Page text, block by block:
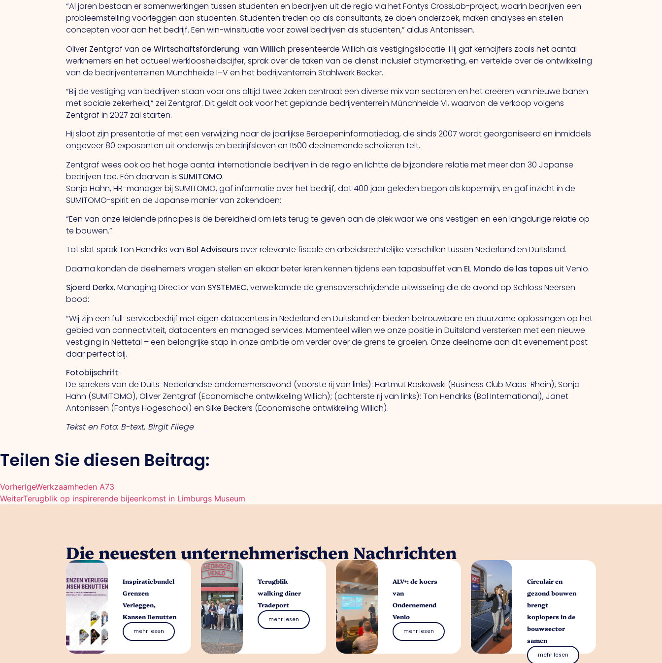
“Al jaren bestaan er samenwerkingen tussen studenten en bedrijven uit de regio via het Fontys CrossLab-project, waarin bedrijven een
probleemstelling voorleggen aan studenten. Studenten treden op als consultants, ze doen onderzoek, maken analyses en stellen
concepten voor aan het bedrijf. Een win-winsituatie voor zowel bedrijven als studenten,” aldus Antonissen.
Oliver Zentgraf van deWirtschaftsförderung van Willich presenteerde Willich als vestigingslocatie. Hij gaf kerncijfers zoals het aantal
werknemers en het actueel werkloosheidscijfer, sprak over de taken van de dienst inclusief citymarketing, en vertelde over de ontwikkeling
van de bedrijventerreinen Münchheide I–V en het bedrijventerrein Stahlwerk Becker.
“Bij de vestiging van bedrijven staan voor ons altijd twee zaken centraal: een diverse mix van sectoren en het creëren van nieuwe banen
met sociale zekerheid,” zei Zentgraf. Dit geldt ook voor het geplande bedrijventerrein Münchheide VI, waarvan de verkoop volgens
Zentgraf in 2027 zal starten.
Hij sloot zijn presentatie af met een verwijzing naar de jaarlijkse Beroepeninformatiedag, die sinds 2007 wordt georganiseerd en inmiddels
ongeveer 80 exposanten uit onderwijs en bedrijfsleven en 1500 deelnemende scholieren telt.
Zentgraf wees ook op het hoge aantal internationale bedrijven in de regio en lichtte de bijzondere relatie met meer dan 30 Japanse
bedrijven toe. Eén daarvan is SUMITOMO.
Sonja Hahn, HR-manager bij SUMITOMO, gaf informatie over het bedrijf, dat 400 jaar geleden begon als kopermijn, en gaf inzicht in de
SUMITOMO-spirit en de Japanse manier van zakendoen:
“Een van onze leidende principes is de bereidheid om iets terug te geven aan de plek waar we ons vestigen en een langdurige relatie op
te bouwen.”
Tot slot sprak Ton Hendriks van Bol Adviseursover relevante fiscale en arbeidsrechtelijke verschillen tussen Nederland en Duitsland.
Daarna konden de deelnemers vragen stellen en elkaar beter leren kennen tijdens een tapasbuffet van EL Mondo de las tapasuit Venlo.
Sjoerd Derkx, Managing Director van SYSTEMEC, verwelkomde de grensoverschrijdende uitwisseling die de avond op Schloss Neersen
bood:
“Wij zijn een full-servicebedrijf met eigen datacenters in Nederland en Duitsland en bieden betrouwbare en duurzame oplossingen op het
gebied van connectiviteit, datacenters en managed services. Momenteel willen we onze positie in Duitsland versterken met een nieuwe
vestiging in Nettetal – een belangrijke stap in onze ambitie om verder over de grens te groeien. Onze deelname aan dit evenement past
daar perfect bij.
Fotobijschrift:
De sprekers van de Duits-Nederlandse ondernemersavond (voorste rij van links): Hartmut Roskowski (Business Club Maas-Rhein), Sonja
Hahn (SUMITOMO), Oliver Zentgraf (Economische ontwikkeling Willich); (achterste rij van links): Ton Hendriks (Bol International), Janet
Antonissen (Fontys Hogeschool) en Silke Beckers (Economische ontwikkeling Willich).
Tekst en Foto: B-text, Birgit Fliege
Teilen Sie diesen Beitrag:
VorherigeWerkzaamheden A73
WeiterTerugblik op inspirerende bijeenkomst in Limburgs Museum
Die neuesten unternehmerischen Nachrichten
Inspiratiebundel
Grenzen
Verleggen,
Kansen Benutten
mehr lesen
Terugblik
walking diner
Tradeport
mehr lesen
ALV+: de koers
van
Ondernemend
Venlo
mehr lesen
Circulair en
gezond bouwen
brengt
koplopers in de
bouwsector
samen
mehr lesen